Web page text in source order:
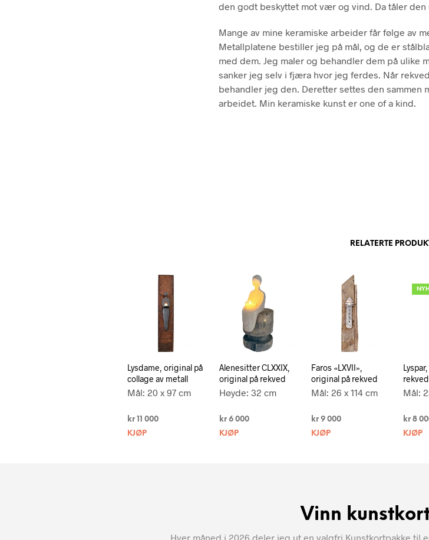
den godt beskyttet mot vær og vind. Da tåler
Mange av mine keramiske arbeider får følge av
Metallplatene bestiller jeg på mål, og de er
med dem. Jeg maler og behandler dem på ulike
sanker jeg selv i fjæra hvor jeg ferdes. Når
behandler jeg den. Deretter settes den sammen
arbeidet. Min keramiske kunst er one of a kind.
RELATERTE
Lysdame, original på
collage av metall
Mål: 20 x 97 cm
kr11 000
KJØP
Alenesitter CLXXIX,
original på rekved
Høyde: 32 cm
kr6 000
KJØP
Faros «LXVII»,
original på rekved
Mål: 26 x 114 cm
kr 9 000
KJØP
rekved
Mål:
kr 8
KJØP
Vinn
Hver måned i 2026 deler jeg ut en valgfri Kunstkortpakke til